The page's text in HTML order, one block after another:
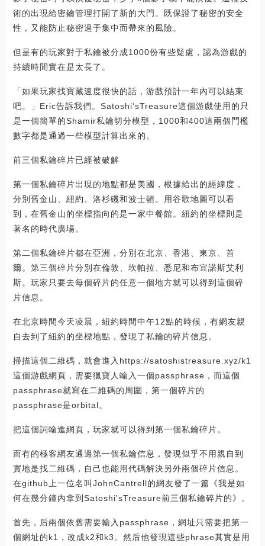
術的出現給密鑰管理打開了新的大門。既保證了秘密的安全
性，又能防止秘密過于集中而帶來的風險。
但是有的玩家對于私鑰被分成1000份有些疑慮，認為游戲的
持續時間實在是太長了。
「如果玩家找寶藏速度很快的話，游戲預計一年內可以結束
吧。」Eric告訴我們。Satoshi'sTreasure這個游戲使用的只
是一個簡單的Shamir私鑰切分模型，1000和400這兩個門檻
數字都是通過一些模型計算出來的。
前三個私鑰碎片已經被破解
第一個私鑰碎片出現的地點都是美國，根據給出的經緯度，
分別舊金山、紐約、洛杉磯和波士頓。用谷歌地圖可以看
到，在舊金山的坐標指向的是一家中餐館。紐約的坐標則是
著名的時代廣場。
第二個私鑰碎片都在亞洲，分別在北京、香港、東京、首
爾。第三個碎片分別在倫敦、坎帕拉、悉尼和布宜諾斯艾利
斯。玩家只要去每個碎片的任意一個地方就可以得到這個碎
片信息。
在北京時間今天凌晨，紐約時間中午12點的時候，有網友親
自去到了紐約的坐標地點，發現了私鑰的碎片信息。
掃描這個二維碼，就會進入https://satoshistreasure.xyz/k1
這個游戲網頁，需要獵寶人輸入一個passphrase，而這個
passphrase就寫在二維碼的周圍，第一個碎片的
passphrase是orbital。
把這個詞輸進網頁，玩家就可以得到第一個私鑰碎片。
而有的極客網友通過第一個私鑰信息，發現似乎不用親自到
實地是找二維碼，自己也能用代碼解決另外兩個碎片信息。
在github上一位名叫JohnCantrell的網友發了一篇《我是如
何在幾分鐘內拿到Satoshi'sTreasure前三個私鑰碎片的》。
首先，后兩個依舊需要輸入passphrase，網址只需要把第一
個網址的k1，改成k2和k3。然后他發現這些phrase其實是用